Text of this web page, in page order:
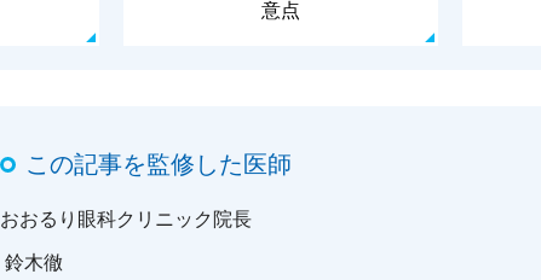
意点
この記事を監修した医師
おおるり眼科クリニック院長
鈴木徹